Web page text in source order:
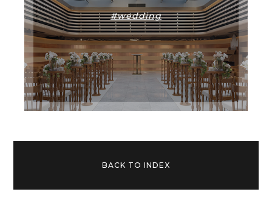
#wedding
BACK TO INDEX